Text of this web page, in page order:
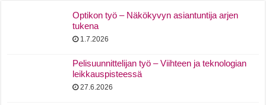
Optikon työ – Näkökyvyn asiantuntija arjen
tukena
1.7.2026
Pelisuunnittelijan työ – Viihteen ja teknologian
leikkauspisteessä
27.6.2026